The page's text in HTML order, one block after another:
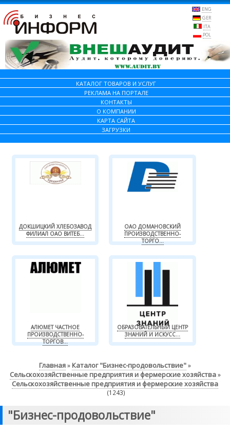
ENG
GER
ITA
POL
КАТАЛОГ ТОВАРОВ И УСЛУГ
РЕКЛАМА НА ПОРТАЛЕ
КОНТАКТЫ
О КОМПАНИИ
КАРТА САЙТА
ЗАГРУЗКИ
ДОКШИЦКИЙ ХЛЕБОЗАВОД
ФИЛИАЛ ОАО ВИТЕБ...
ОАО ДОМАНОВСКИЙ
ПРОИЗВОДСТВЕННО-
ТОРГО...
АЛЮМЕТ ЧАСТНОЕ
ПРОИЗВОДСТВЕННО-
ТОРГОВ...
ОБРАЗОВАТЕЛЬНЫЙ ЦЕНТР
ЗНАНИЙ И ИСКУСС...
Главная» Каталог "Бизнес-продовольствие"»
Сельскохозяйственные предприятия и фермерские хозяйства»
Сельскохозяйственные предприятия и фермерские хозяйства
(1243)
"Бизнес-продовольствие"